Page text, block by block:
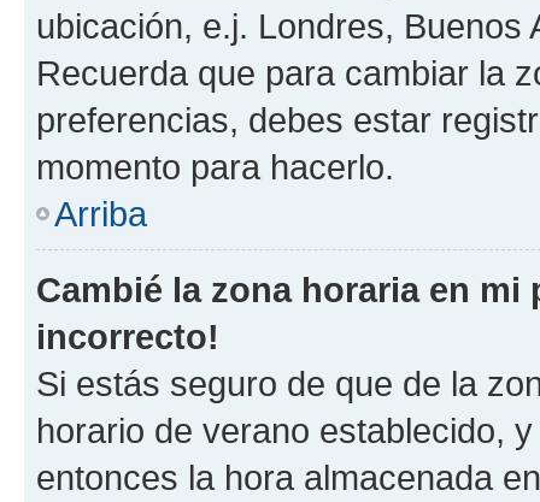
ubicación, e.j. Londres,
Recuerda que para cambiar la
preferencias, debes estar
momento para hacerlo.
Arriba
Cambié la zona horaria en
incorrecto!
Si estás seguro de que de la
horario de verano establecido,
entonces la hora almacenada